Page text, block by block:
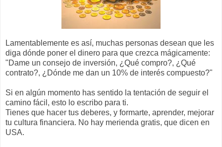
Lamentablemente es así, muchas personas desean que les
diga dónde poner el dinero para que crezca mágicamente:
"Dame un consejo de inversión, ¿Qué compro?, ¿Qué
contrato?, ¿Dónde me dan un 10% de interés compuesto?"
Si en algún momento has sentido la tentación de seguir el
camino fácil, esto lo escribo para ti.
Tienes que hacer tus deberes, y formarte, aprender, mejorar
tu cultura financiera. No hay merienda gratis, que dicen en
USA.